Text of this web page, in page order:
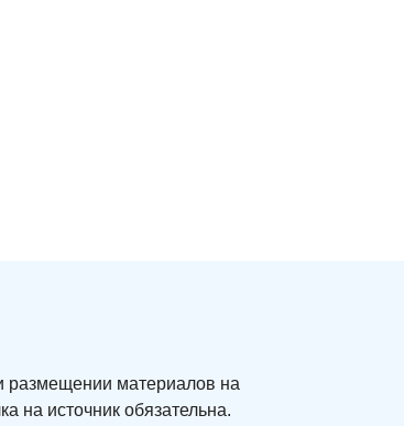
материалов на
на источник обязательна.